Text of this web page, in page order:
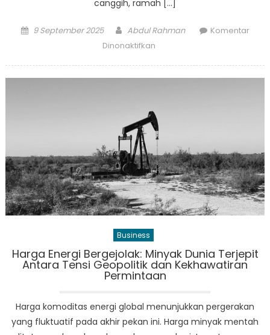
canggih, ramah […]
Posted
9 September 2025 Author
Abdul Rahman
Komentar
Dinonaktifkan
Selatan
Pamerkan
Teknologi
Maritim
Masa
Depan
di
Gastech
Business
Harga Energi Bergejolak: Minyak Dunia Terjepit
Antara Tensi Geopolitik dan Kekhawatiran
Permintaan
Harga komoditas energi global menunjukkan pergerakan
yang fluktuatif pada akhir pekan ini. Harga minyak mentah